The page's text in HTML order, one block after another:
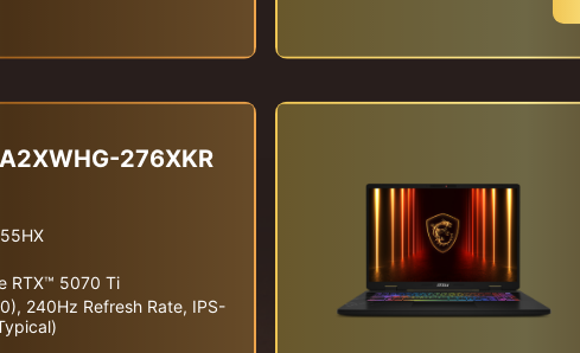
276XKR
RTX™ 5070 Ti
240Hz Refresh Rate, IPS-